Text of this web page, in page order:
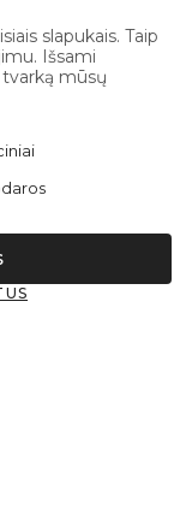
17:00
pirmi!
slapukais. Taip
Išsami
mūsų